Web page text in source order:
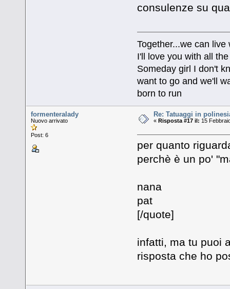
consulenze su
Together...we can live
I'll love you with all
Someday girl I don't
want to go and we'll
born to run
formenteralady
Nuovo arrivato
Post: 6
Re: Tatuaggi in
« Risposta #17 il: 15
per quanto
perchè è un po'
nana
pat
[/quote]
infatti, ma tu puoi
risposta che ho